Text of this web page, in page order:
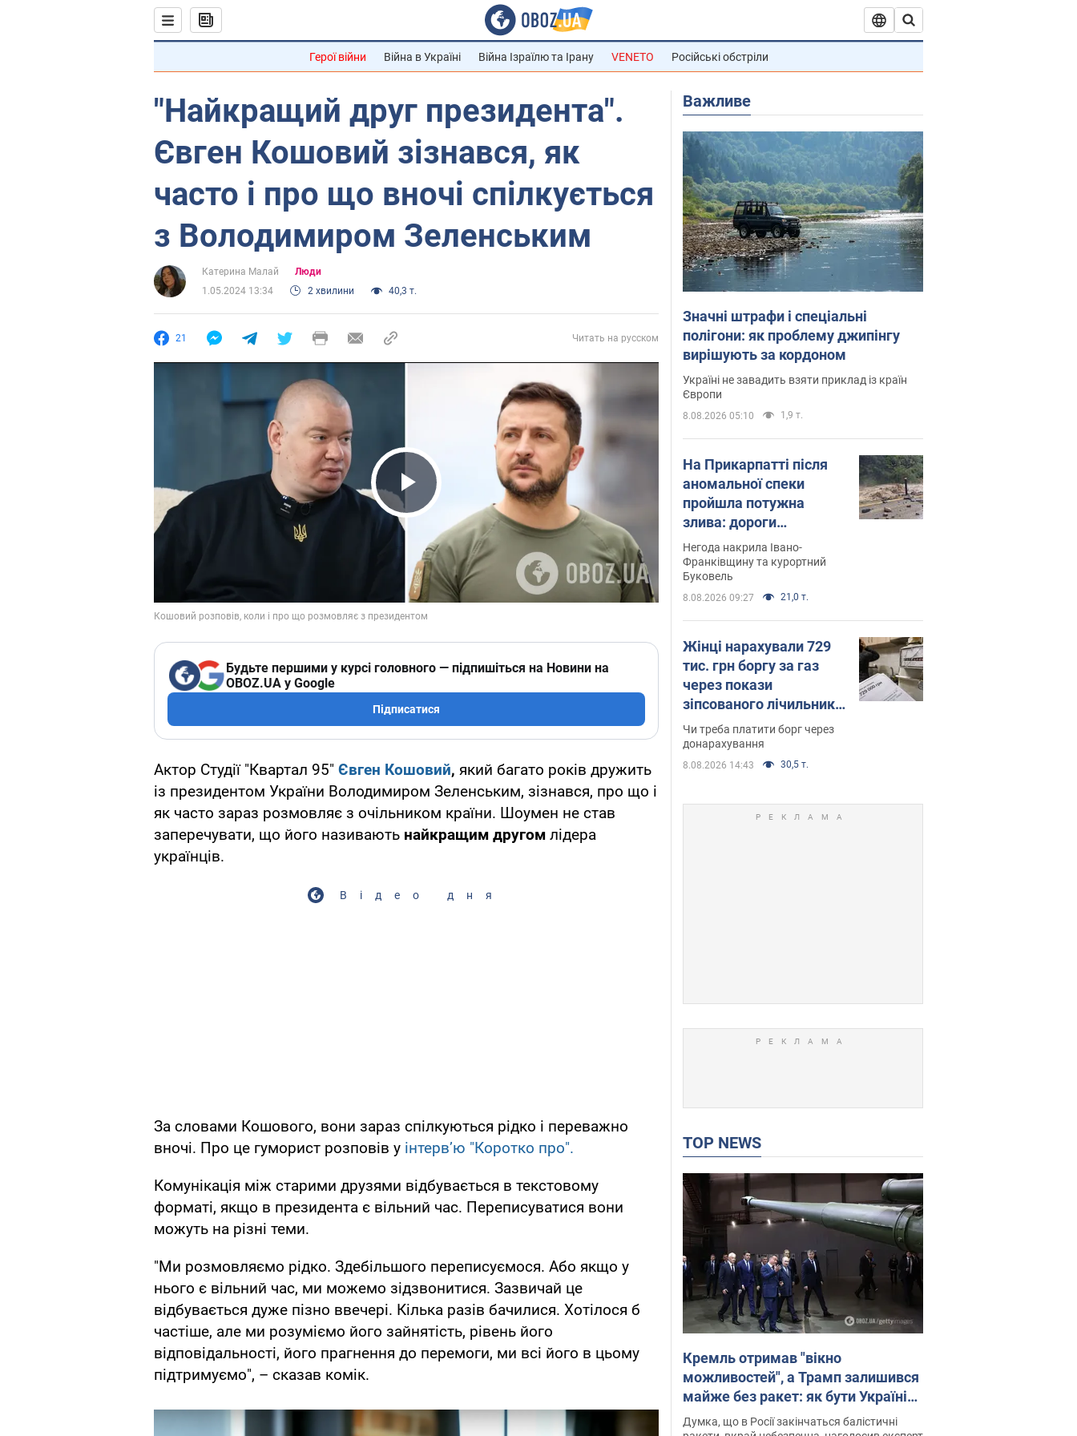
Герої війни Війна в Україні Війна Ізраїлю та Ірану VENETO Російські обстріли
"Найкращий друг президента".
Євген Кошовий зізнався, як
часто і про що вночі спілкується
з Володимиром Зеленським
Катерина Малай
Люди
1.05.2024 13:34
2 хвилини 40,3 т.
21 Читать на русском
Play Video
Будьте першими у курсі головного — підпишіться на Новини на
OBOZ.UA у Google
Підписатися
Актор Студії "Квартал 95" Євген Кошовий, який багато років дружить
із президентом України Володимиром Зеленським, зізнався, про що і
як часто зараз розмовляє з очільником країни. Шоумен не став
заперечувати, що його називають найкращим другом лідера
українців.
Відео дня
За словами Кошового, вони зараз спілкуються рідко і переважно
вночі. Про це гуморист розповів у інтервʼю "Коротко про".
Комунікація між старими друзями відбувається в текстовому
форматі, якщо в президента є вільний час. Переписуватися вони
можуть на різні теми.
"Ми розмовляємо рідко. Здебільшого переписуємося. Або якщо у
нього є вільний час, ми можемо зідзвонитися. Зазвичай це
відбувається дуже пізно ввечері. Кілька разів бачилися. Хотілося б
частіше, але ми розуміємо його зайнятість, рівень його
відповідальності, його прагнення до перемоги, ми всі його в цьому
підтримуємо", – сказав комік.
Важливе
Значні штрафи і спеціальні
полігони: як проблему джипінгу
вирішують за кордоном
Україні не завадить взяти приклад із країн
Європи
8.08.2026 05:10 1,9 т.
На Прикарпатті після
аномальної спеки
пройшла потужна
злива: дороги
перетворились на
річки. Відео
Негода накрила Івано-
Франківщину та курортний
Буковель
8.08.2026 09:27 21,0 т.
Жінці нарахували 729
тис. грн боргу за газ
через покази
зіпсованого лічильника:
суддя ухвалив
неочікуване рішення
Чи треба платити борг через
донарахування
8.08.2026 14:43 30,5 т.
TOP NEWS
Кремль отримав "вікно
можливостей", а Трамп залишився
майже без ракет: як бути Україні?
Інтерв’ю з Мельником
Думка, що в Росії закінчаться балістичні